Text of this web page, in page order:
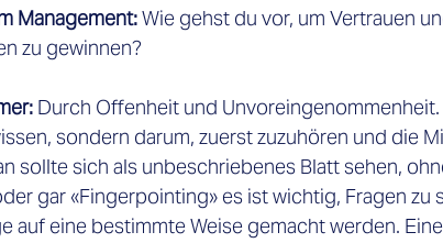
Management: Wie gehst du vor, um Vertrauen
zu gewinnen?
Durch Offenheit und
sondern darum, zuerst zuzuhören und die
sollte sich als unbeschriebenes Blatt sehen,
gar «Fingerpointing» es ist wichtig, Fragen zu
auf eine bestimmte Weise gemacht werden.